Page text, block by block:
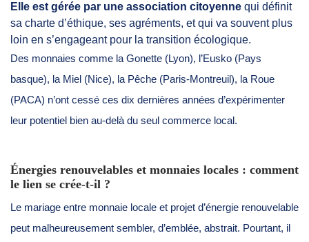
Elle est gérée par une association citoyenne qui définit
sa charte d’éthique, ses agréments, et qui va souvent plus
loin en s’engageant pour la transition écologique.
Des monnaies comme la Gonette (Lyon), l’Eusko (Pays
basque), la Miel (Nice), la Pêche (Paris-Montreuil), la Roue
(PACA) n’ont cessé ces dix dernières années d’expérimenter
leur potentiel bien au-delà du seul commerce local.
Énergies renouvelables et monnaies locales : comment
le lien se crée-t-il ?
Le mariage entre monnaie locale et projet d’énergie renouvelable
peut malheureusement sembler, d’emblée, abstrait. Pourtant, il